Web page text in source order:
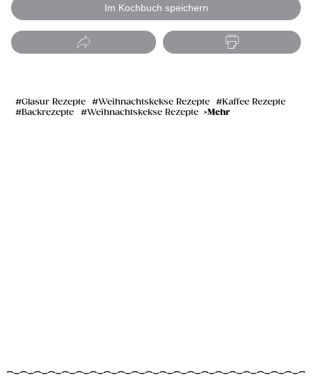
Im Kochbuch speichern
Glasur Rezepte Weihnachtskekse Rezepte
Kaffee Rezepte
Backrezepte
Weihnachtskekse Rezepte Mehr